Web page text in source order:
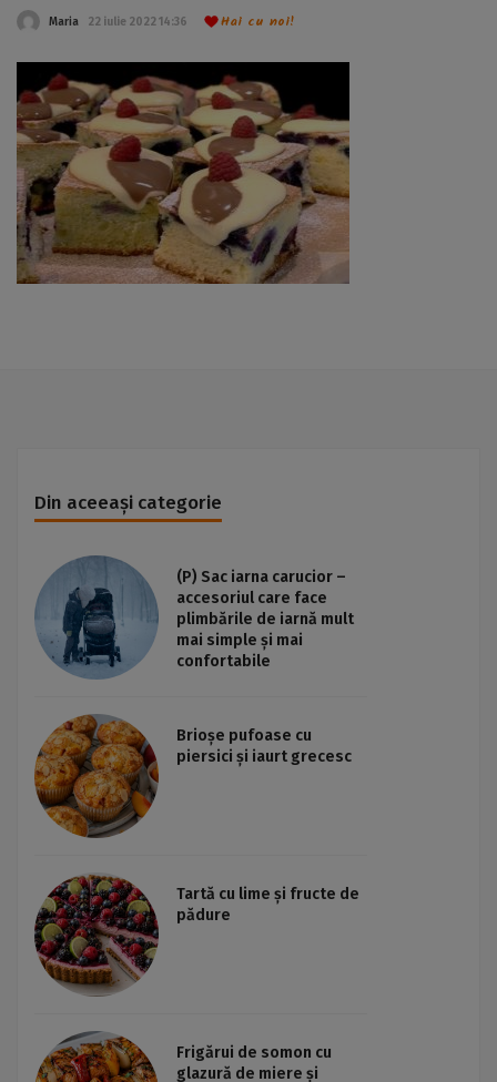
Maria 22 iulie 2022 14:36 Hai cu noi!
Din aceeași categorie
(P) Sac iarna carucior –
accesoriul care face
plimbările de iarnă mult
mai simple și mai
confortabile
Brioșe pufoase cu
piersici și iaurt grecesc
Tartă cu lime și fructe de
pădure
Frigărui de somon cu
glazură de miere și